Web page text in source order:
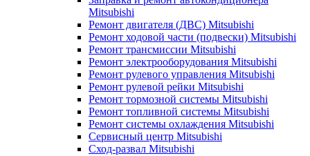
Mitsubishi
Ремонт двигателя (ДВС) Mitsubishi
Ремонт ходовой части (подвески) Mitsubishi
Ремонт трансмиссии Mitsubishi
Ремонт электрооборудования Mitsubishi
Ремонт рулевого управления Mitsubishi
Ремонт рулевой рейки Mitsubishi
Ремонт тормозной системы Mitsubishi
Ремонт топливной системы Mitsubishi
Ремонт системы охлаждения Mitsubishi
Сервисный центр Mitsubishi
Сход-развал Mitsubishi